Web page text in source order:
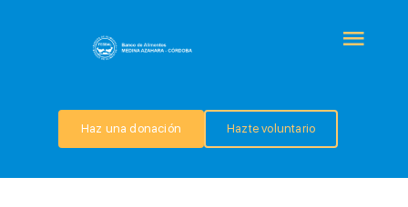
QUIÉNES SOMOS
Haz una donación Hazte voluntario